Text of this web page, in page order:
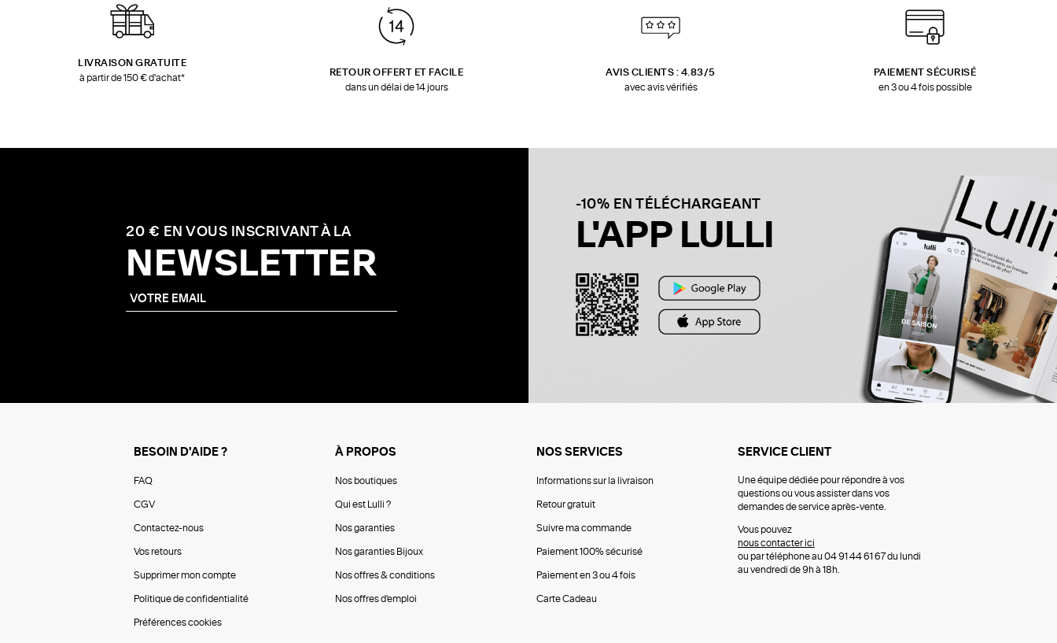
LIVRAISON GRATUITE
à partir de 150 € d'achat*
RETOUR OFFERT ET FACILE
dans un délai de 14 jours
AVIS CLIENTS : 4.83/5
avec avis vérifiés
PAIEMENT SÉCURISÉ
en 3 ou 4 fois possible
20 € EN VOUS INSCRIVANT À LA
NEWSLETTER
-10% EN TÉLÉCHARGEANT
L'APP LULLI
BESOIN D'AIDE ?
FAQ
CGV
Contactez-nous
Vos retours
Supprimer mon compte
Politique de confidentialité
Préférences cookies
À PROPOS
Nos boutiques
Qui est Lulli ?
Nos garanties
Nos garanties Bijoux
Nos offres & conditions
Nos offres d'emploi
NOS SERVICES
Informations sur la livraison
Retour gratuit
Suivre ma commande
Paiement 100% sécurisé
Paiement en 3 ou 4 fois
Carte Cadeau
SERVICE CLIENT
Une équipe dédiée pour répondre à vos
questions ou vous assister dans vos
demandes de service après-vente.
Vous pouvez
nous contacter ici
ou par téléphone au 04 91 44 61 67 du lundi
au vendredi de 9h à 18h.